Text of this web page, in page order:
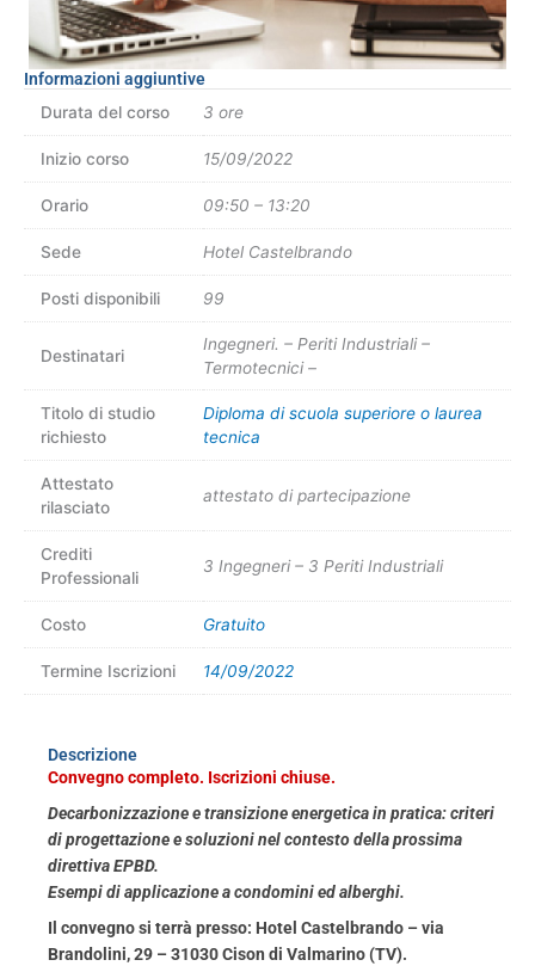
Informazioni aggiuntive
Durata del corso
3 ore
Inizio corso 15/09/2022
Orario 09:50 – 13:20
Sede Hotel Castelbrando
Posti disponibili 99
Destinatari
Ingegneri. – Periti Industriali –
Termotecnici –
Titolo di studio
richiesto
Diploma di scuola superiore o laurea
tecnica
Attestato
rilasciato
attestato di partecipazione
Crediti
Professionali
3 Ingegneri – 3 Periti Industriali
Costo Gratuito
Termine Iscrizioni 14/09/2022
Descrizione
Convegno completo. Iscrizioni chiuse.
Decarbonizzazione e transizione energetica in pratica: criteri
di progettazione e soluzioni nel contesto della prossima
direttiva EPBD.
Esempi di applicazione a condomini ed alberghi.
Il convegno si terrà presso: Hotel Castelbrando – via
Brandolini, 29 – 31030 Cison di Valmarino (TV).